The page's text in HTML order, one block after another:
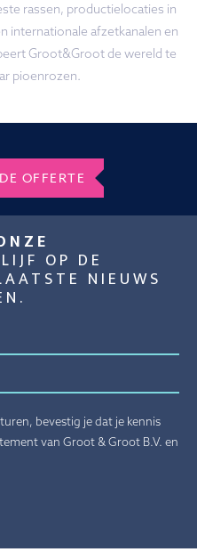
rassen, productielocaties in
internationale afzetkanalen en
Groot&Groot de wereld te
pioenrozen.
OFFERTE
OP DE
NIEUWS
bevestig je dat je kennis
van Groot & Groot B.V. en